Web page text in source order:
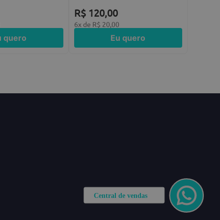
quero
R$ 120,00
6x de R$ 20,00
Eu quero